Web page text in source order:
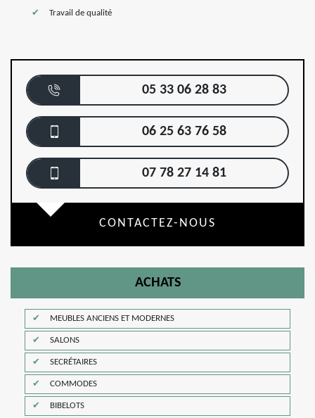
Travail de qualité
05 33 06 28 83
06 25 63 76 58
07 78 27 14 81
CONTACTEZ-NOUS
ACHATS
MEUBLES ANCIENS ET MODERNES
SALONS
SECRÉTAIRES
COMMODES
BIBELOTS